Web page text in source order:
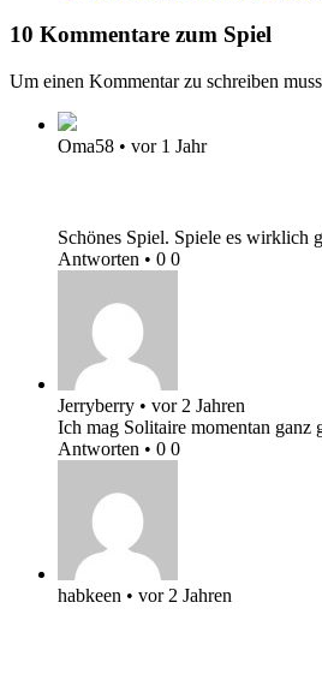
10 Kommentare zum Spiel
Um einen Kommentar zu schreiben
Oma58 • vor 1 Jahr
Schönes Spiel. Spiele es wirklich
Antworten • 0 0
Jerryberry • vor 2 Jahren
Ich mag Solitaire momentan ganz
Antworten • 0 0
habkeen • vor 2 Jahren